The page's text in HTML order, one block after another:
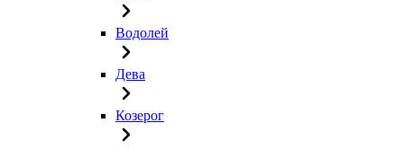
Водолей
Дева
Козерог